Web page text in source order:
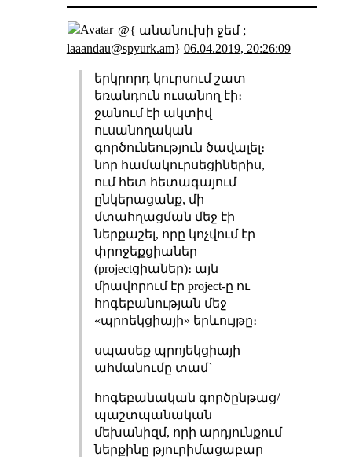
@{ անանուխի ջեմ ;
laaandau@spyurk.am} 06.04.2019, 20:26:09
երկրորդ կուրսում շատ
եռանդուն ուսանող էի։
ջանում էի ակտիվ
ուսանողական
գործունեություն ծավալել։
նոր համակուրսեցիներիս,
ում հետ հետագայում
ընկերացանք, մի
մտահղացման մեջ էի
ներքաշել, որը կոչվում էր
փրոջեքցիաներ
(projectցիաներ)։ այն
միավորում էր project-ը ու
հոգեբանության մեջ
«պրոեկցիայի» երևույթը։
սպասեք պրոյեկցիայի
ահմանումը տամ`
հոգեբանական գործընթաց/
պաշտպանական
մեխանիզմ, որի արդյունքում
ներքինը թյուրիմացաբար